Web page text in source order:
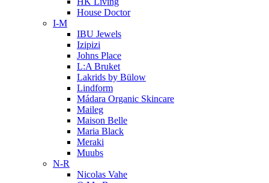
House Doctor
I-M
IBU Jewels
Izipizi
Johns Place
L:A Bruket
Lakrids by Bülow
Lindform
Mádara Organic Skincare
Maileg
Maison Belle
Maria Black
Meraki
Muubs
N-R
Nicolas Vahe